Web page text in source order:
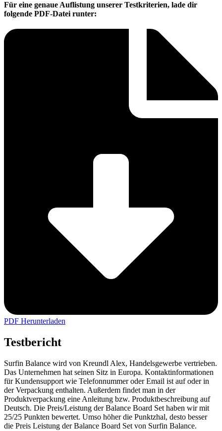
Für eine genaue Auflistung unserer Testkriterien, lade dir
folgende PDF-Datei runter:
PDF Herunterladen
Testbericht
Surfin Balance wird von Kreundl Alex, Handelsgewerbe vertrieben.
Das Unternehmen hat seinen Sitz in Europa. Kontaktinformationen
für Kundensupport wie Telefonnummer oder Email ist auf oder in
der Verpackung enthalten. Außerdem findet man in der
Produktverpackung eine Anleitung bzw. Produktbeschreibung auf
Deutsch. Die Preis/Leistung der Balance Board Set haben wir mit
25/25 Punkten bewertet. Umso höher die Punktzhal, desto besser
die Preis Leistung der Balance Board Set von Surfin Balance.